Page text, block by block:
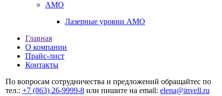
AMO
Лазерные уровни AMO
Главная
О компании
Прайс-лист
Контакты
По вопросам сотрудничества и предложений обращайтес по
тел.: +7 (863) 26‐9999‐8 или пишите на email: elena@invell.ru